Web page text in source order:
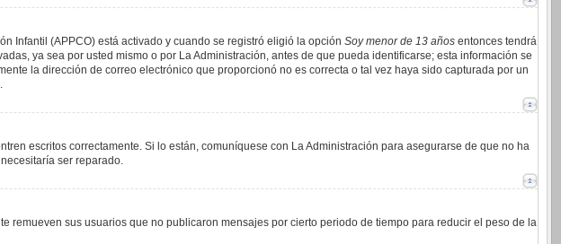
Infantil (APPCO) está activado y cuando se registró eligió la opción Soy menor de 13 años entonces tendrá
ya sea por usted mismo o por La Administración, antes de que pueda identificarse; esta información se
la dirección de correo electrónico que proporcionó no es correcta o tal vez haya sido capturada por un
escritos correctamente. Si lo están, comuníquese con La Administración para asegurarse de que no ha
ser reparado.
sus usuarios que no publicaron mensajes por cierto periodo de tiempo para reducir el peso de la